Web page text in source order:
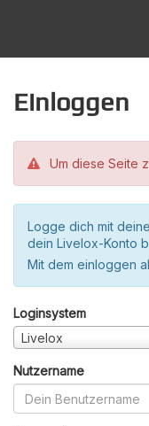
Einloggen
Um diese Seite
Logge dich mit
dein Livelox-Konto
Mit dem einloggen
Loginsystem
Livelox
Nutzername